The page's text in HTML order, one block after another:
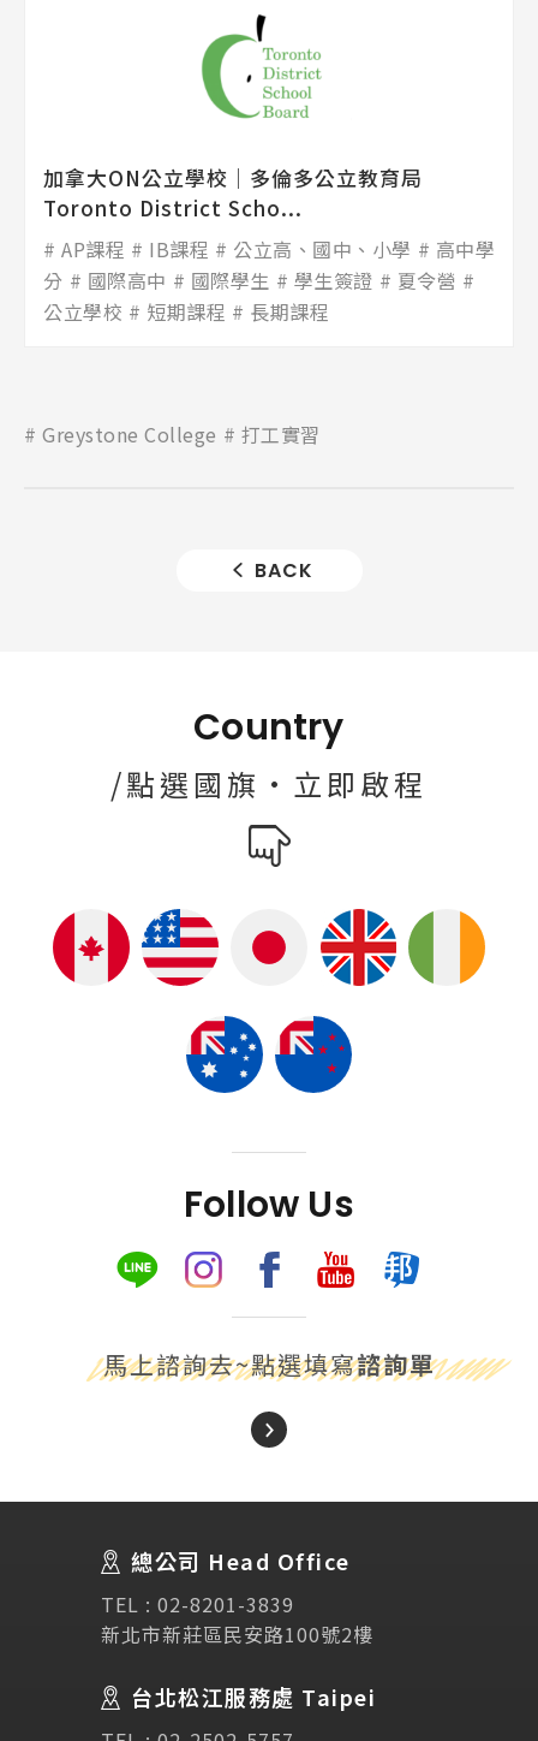
講座活動
Testimonial
加拿大ON公立學校│多倫多公立教育局
Toronto District Scho...
AP課程 IB課程 公立高、國中、小學
高中學
分
國際高中 國際學生 學生簽證
夏令營
公立學校
短期課程 長期課程
Greystone College 打工實習
BACK
Country
/點選國旗·立即啟程
Follow Us
馬上諮詢去~點選填寫諮詢單
總公司 Head Office
TEL : 02-8201-3839
新北市新莊區民安路100號2樓
台北松江服務處 Taipei